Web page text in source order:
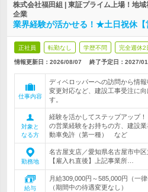
株式会社福田組 | 東証プライム上場！地
企業
業界経験が活かせる！★土日祝休【
正社員 転勤なし 学歴不問 完全週休2
情報更新日：2026/08/07 終了予定日： 2027/
仕事内容
ディベロッパーへの訪問から情
変更対応など、建設工事受注に
す。
対象と
なる方
経験を活かしてステップアップ
の営業経験をお持ちの方、建設
動車免許（第一種） など
勤務地
名古屋支店／愛知県名古屋市中
【雇入れ直後】上記事業所…
給与
月給309,000円～585,000円（一
（期間中の待遇変更なし）